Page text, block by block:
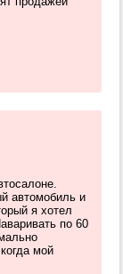
автомобиль и
я хотел
по 60
мой